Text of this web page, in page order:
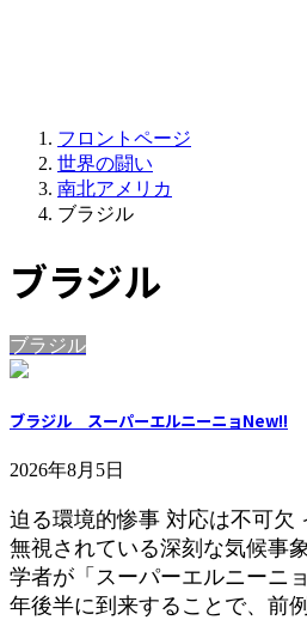
フロントページ
世界の闘い
南北アメリカ
ブラジル
ブラジル
ブラジル
ブラジル スーパーエルニーニョNew!!
2026年8月5日
迫る環境的惨事 対応は不可欠
無視されている深刻な気候
学者が「スーパーエルニーニ
年後半に到来することで、前